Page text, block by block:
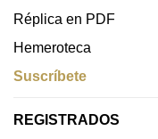
Réplica en PDF
Hemeroteca
Suscríbete
REGISTRADOS